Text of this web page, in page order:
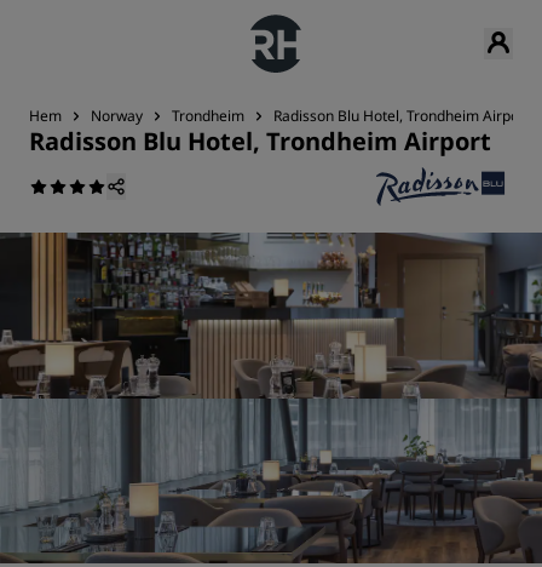
Hem Norway Trondheim Radisson Blu Hotel, Trondheim Airport
Radisson Blu Hotel, Trondheim Airport